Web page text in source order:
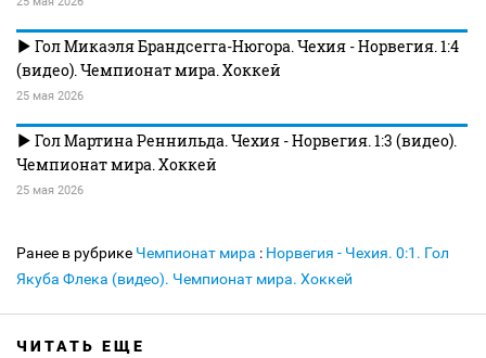
Гол Микаэля Брандсегга-Нюгора. Чехия - Норвегия. 1:4
(видео). Чемпионат мира. Хоккей
25 мая 2026
Гол Мартина Реннильда. Чехия - Норвегия. 1:3 (видео).
Чемпионат мира. Хоккей
25 мая 2026
Ранее в рубрике Чемпионат мира : Норвегия - Чехия. 0:1. Гол
Якуба Флека (видео). Чемпионат мира. Хоккей
ЧИТАТЬ ЕЩЕ